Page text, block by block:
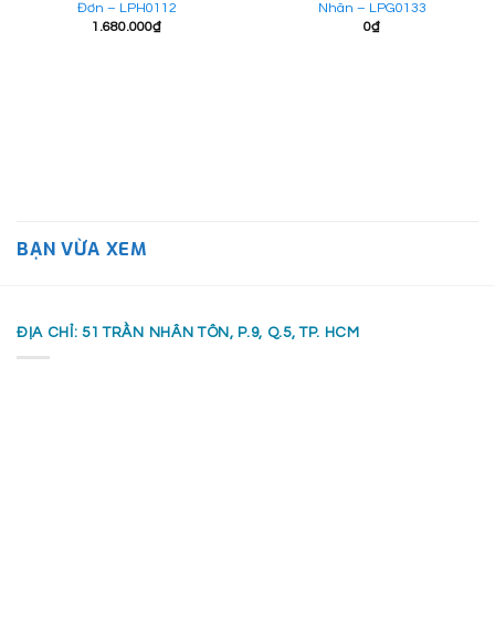
Đơn – LPH0112
1.680.000₫
Nhãn – LPG0133
0₫
BẠN VỪA XEM
ĐỊA CHỈ: 51 TRẦN NHÂN TÔN, P.9, Q.5, TP. HCM